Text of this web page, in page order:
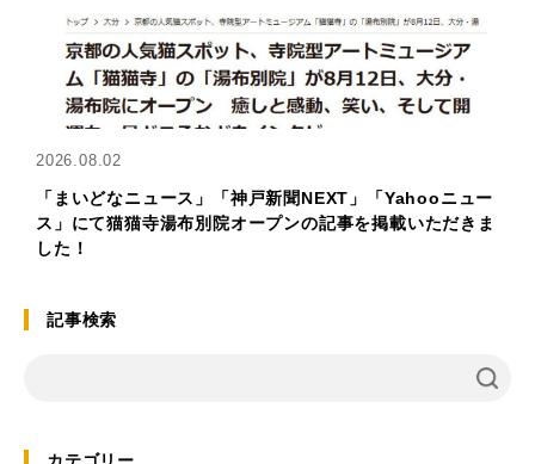
2026.08.02
「まいどなニュース」「神戸新聞NEXT」「Yahooニュー
ス」にて猫猫寺湯布別院オープンの記事を掲載いただきま
した！
記事検索
カテゴリー